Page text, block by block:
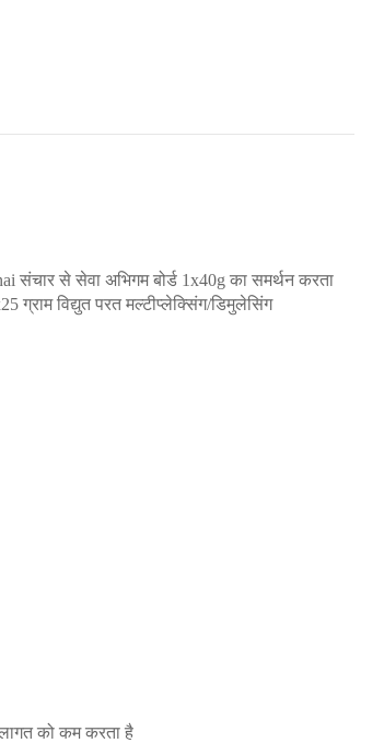
संचार से सेवा अभिगम बोर्ड 1x40g का समर्थन करता
विद्युत परत मल्टीप्लेक्सिंग/डिमुलेसिंग
को कम करता है